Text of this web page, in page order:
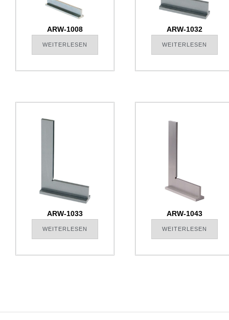
ARW-1008
WEITERLESEN
ARW-1032
WEITERLESEN
ARW-1033
WEITERLESEN
ARW-1043
WEITERLESEN